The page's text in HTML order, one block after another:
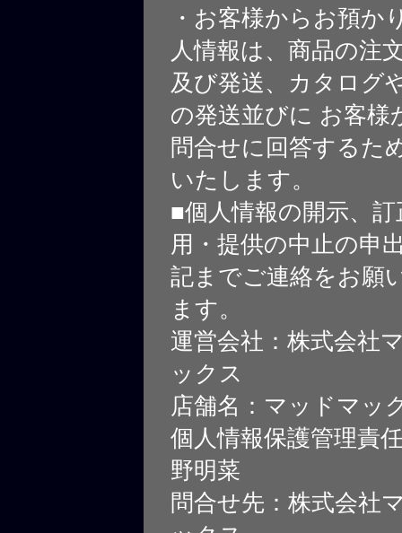
・お客様からお預か
人情報は、商品の注
及び発送、カタログ
の発送並びに お客様
問合せに回答するた
いたします。
■個人情報の開示、
用・提供の中止の申
記までご連絡をお願
ます。
運営会社：株式会社
ックス
店舗名：マッドマッ
個人情報保護管理責
野明菜
問合せ先：株式会社